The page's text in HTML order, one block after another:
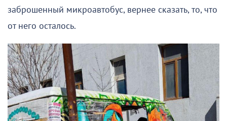
заброшенный микроавтобус, вернее сказать, то, что
от него осталось.